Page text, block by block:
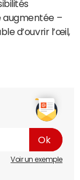
augmentée –
d’ouvrir l’œil,
Voir un exemple